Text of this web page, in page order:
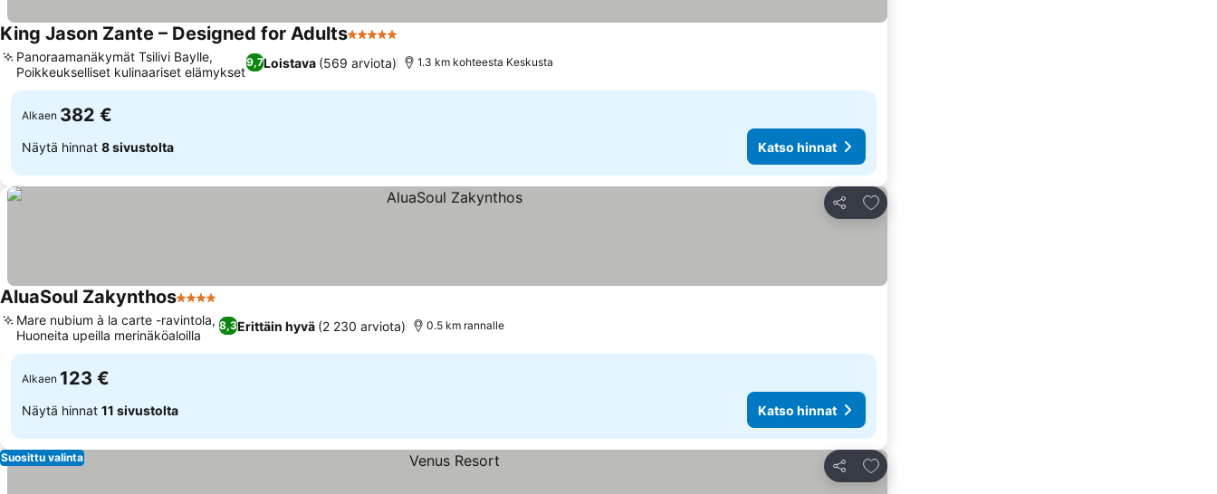
King Jason Zante – Designed for Adults5 Tähtiluokitus
9,7Loistava (569 arviota)
Panoraamanäkymät Tsilivi Baylle,
Poikkeukselliset kulinaariset elämykset
1.3 km kohteesta Keskusta
Alkaen 382 €
Näytä hinnat 8 sivustolta Katso hinnat
Jaa
Lisää suosikkeihin
AluaSoul Zakynthos4 Tähtiluokitus
8,3Erittäin hyvä (2 230 arviota)
Mare nubium à la carte -ravintola,
Huoneita upeilla merinäköaloilla
0.5 km rannalle
Alkaen 123 €
Näytä hinnat 11 sivustolta Katso hinnat
Jaa
Lisää suosikkeihin
Suosittu valinta